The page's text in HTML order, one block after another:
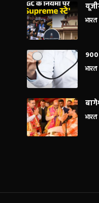
भारत
900
भारत
भारत